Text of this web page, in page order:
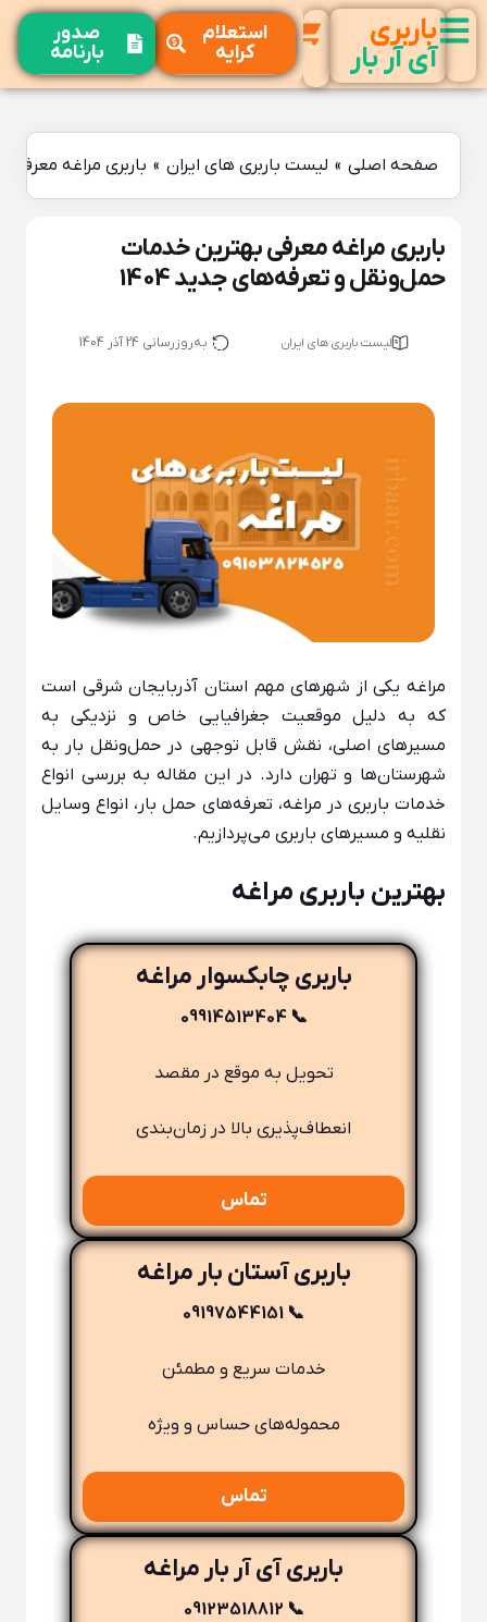
باربری
آی آر بار
استعلام
کرایه
صدور
بارنامه
صفحه اصلی » لیست باربری های ایران » باربری مراغه معرفی
باربری مراغه معرفی بهترین خدمات
حمل‌ونقل و تعرفه‌های جدید 1404
لیست باربری های ایران به‌روزرسانی 24 آذر 1404
مراغه یکی از شهرهای مهم استان آذربایجان شرقی است
که به دلیل موقعیت جغرافیایی خاص و نزدیکی به
مسیرهای اصلی، نقش قابل توجهی در حمل‌ونقل بار به
شهرستان‌ها و تهران دارد. در این مقاله به بررسی انواع
خدمات باربری در مراغه، تعرفه‌های حمل بار، انواع وسایل
نقلیه و مسیرهای باربری می‌پردازیم.
بهترین باربری مراغه
باربری چابکسوار مراغه
📞 09914513404
تحویل به موقع در مقصد
انعطاف‌پذیری بالا در زمان‌بندی
تماس
باربری آستان بار مراغه
📞 09197544151
خدمات سریع و مطمئن
محموله‌های حساس و ویژه
تماس
باربری آی آر بار مراغه
📞 09123518812